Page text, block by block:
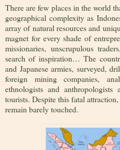
There are few places in the world
geographical complexity as
array of natural resources and
magnet for every shade of
missionaries, unscrupulous
search of inspiration… The
and Japanese armies, surveyed,
foreign mining companies,
ethnologists and
tourists. Despite this fatal
remain barely touched.